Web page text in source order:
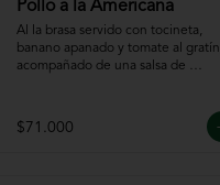
Pollo a la Americana
Al la brasa servido con tocineta,
banano apanado y tomate al gratín
acompañado de una salsa de
$71.000